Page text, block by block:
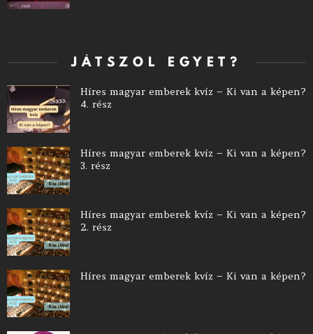
JÁTSZOL EGYET?
Híres magyar emberek kvíz – Ki van a képen?
4. rész
Híres magyar emberek kvíz – Ki van a képen?
3. rész
Híres magyar emberek kvíz – Ki van a képen?
2. rész
Híres magyar emberek kvíz – Ki van a képen?